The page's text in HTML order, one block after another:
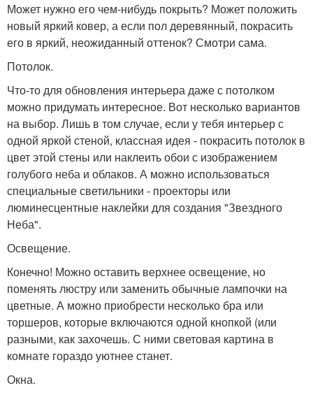
Может нужно его чем-нибудь покрыть? Может положить
новый яркий ковер, а если пол деревянный, покрасить
его в яркий, неожиданный оттенок? Смотри сама.
Потолок.
Что-то для обновления интерьера даже с потолком
можно придумать интересное. Вот несколько вариантов
на выбор. Лишь в том случае, если у тебя интерьер с
одной яркой стеной, классная идея - покрасить потолок в
цвет этой стены или наклеить обои с изображением
голубого неба и облаков. А можно использоваться
специальные светильники - проекторы или
люминесцентные наклейки для создания "Звездного
Неба".
Освещение.
Конечно! Можно оставить верхнее освещение, но
поменять люстру или заменить обычные лампочки на
цветные. А можно приобрести несколько бра или
торшеров, которые включаются одной кнопкой (или
разными, как захочешь. С ними световая картина в
комнате гораздо уютнее станет.
Окна.